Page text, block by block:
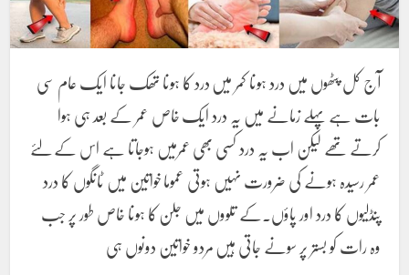
آج کل پٹھوں میں درد ہونا کمر میں درد کا ہونا تھک جانا ایک عام سی
بات ہے پہلے زمانے میں یہ درد ایک خاص عمر کے بعد ہی ہوا
کرتے تھے لیکن اب یہ درد کسی بھی عمرمیں ہوجاتا ہے اس کے لئے
عمر رسیدہ ہونے کی ضرورت نہیں ہوتی عموما خواتین میں ٹانگوں کا درد
پنڈلیوں کا درد اور پاؤں.کے تلووں میں جلن کا ہونا خاص طور پر جب
وہ رات کو بستر پر سونے جاتی ہیں مردو خواتین دونوں ہی